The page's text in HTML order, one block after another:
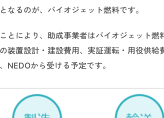
なるのが、バイオジェット燃料です。
とにより、助成事業者はバイオジェット
装置設計・建設費用、実証運転・用役供
NEDOから受ける予定です。